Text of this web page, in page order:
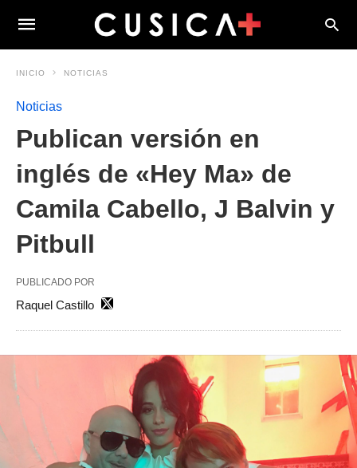
INICIO NOTICIAS
Noticias
Publican versión en
inglés de «Hey Ma» de
Camila Cabello, J Balvin y
Pitbull
PUBLICADO POR
Raquel Castillo